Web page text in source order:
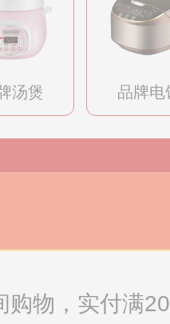
汤煲 品牌电
购物，实付满